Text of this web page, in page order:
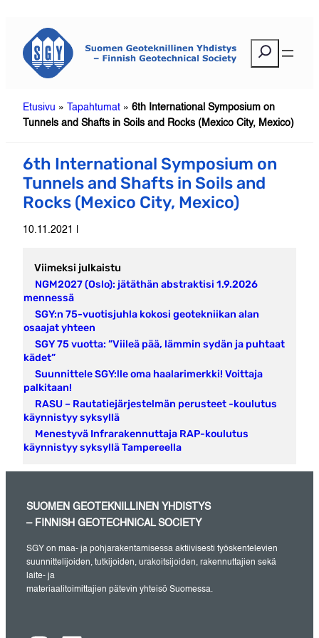
sisältöön
Etusivu » Tapahtumat » 6th International Symposium on
Tunnels and Shafts in Soils and Rocks (Mexico City, Mexico)
6th International Symposium on
Tunnels and Shafts in Soils and
Rocks (Mexico City, Mexico)
10.11.2021 |
Viimeksi julkaistu
NGM2027 (Oslo): jätäthän abstraktisi 1.9.2026
mennessä
SGY:n 75-vuotisjuhla kokosi geotekniikan alan
osaajat yhteen
SGY 75 vuotta: ”Viileä pää, lämmin sydän ja puhtaat
kädet”
Suunnittele SGY:lle oma haalarimerkki! Voittaja
palkitaan!
RASU – Rautatiejärjestelmän perusteet -koulutus
käynnistyy syksyllä
Menestyvä Infrarakennuttaja RAP-koulutus
käynnistyy syksyllä Tampereella
SUOMEN GEOTEKNILLINEN YHDISTYS
– FINNISH GEOTECHNICAL SOCIETY
SGY on maa- ja pohjarakentamisessa aktiivisesti työskentelevien
suunnittelijoiden, tutkijoiden, urakoitsijoiden, rakennuttajien sekä
laite- ja
materiaalitoimittajien pätevin yhteisö Suomessa.